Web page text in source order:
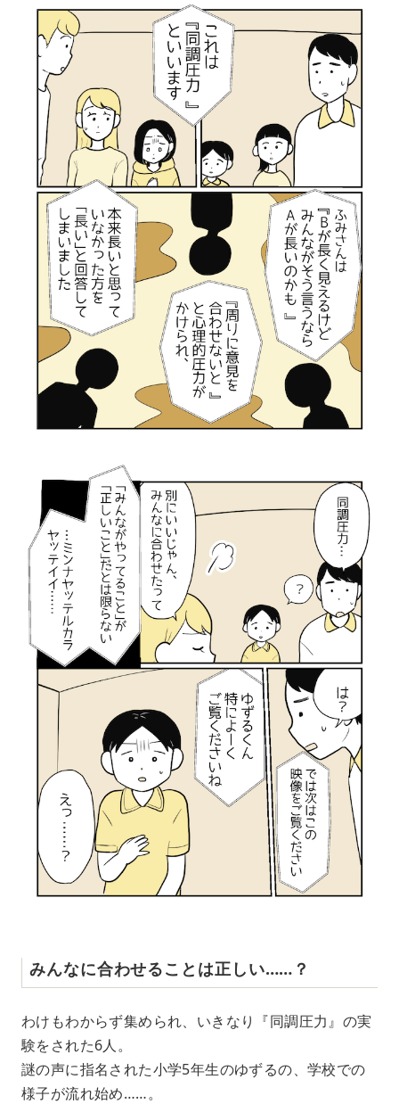
みんなに合わせることは正しい……？
わけもわからず集められ、いきなり『同調圧力』の実
験をされた6人。
謎の声に指名された小学5年生のゆずるの、学校での
様子が流れ始め……。